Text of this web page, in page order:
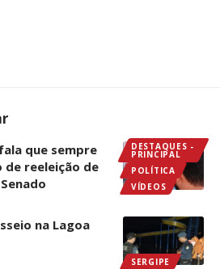
DESTAQUES -
PRINCIPAL
POLÍTICA
VÍDEOS
que sempre
reeleição de
SERGIPE
na Lagoa